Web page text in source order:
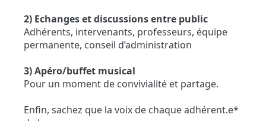
2) Echanges et discussions entre public
Adhérents, intervenants, professeurs, équipe
permanente, conseil d’administration
3) Apéro/buffet musical
Pour un moment de convivialité et partage.
Enfin, sachez que la voix de chaque adhérent.e*